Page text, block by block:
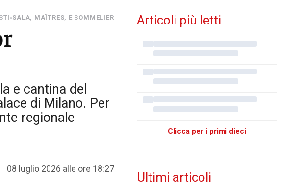
»SALA, MAÎTRES, E SOMMELIER
e cantina del
di Milano. Per
regionale
08 luglio 2026 alle ore 18:27
Articoli più letti
Clicca per i primi dieci
Ultimi articoli